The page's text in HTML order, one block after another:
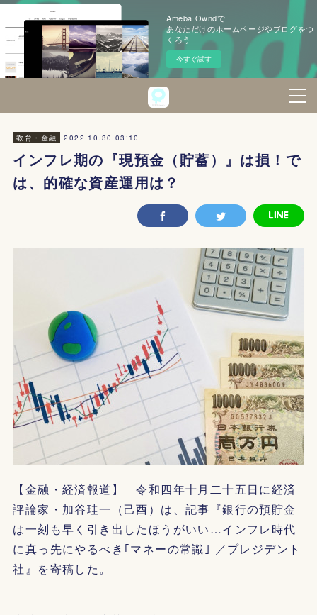
Ameba Owndで
あなただけのホームページやブログをつ
くろう
今すぐ試す
教育・金融 2022.10.30 03:10
インフレ期の『現預金（貯蓄）』は損！で
は、的確な資産運用は？
【金融・経済報道】 令和四年十月二十五日に経済
評論家・加谷珪一（己酉）は、記事『銀行の預貯金
は一刻も早く引き出したほうがいい…インフレ時代
に真っ先にやるべき｢マネーの常識｣ ／プレジデント
社』を寄稿した。